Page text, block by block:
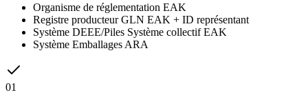
Organisme de réglementation EAK
Registre producteur GLN EAK + ID représentant
Système DEEE/Piles Système collectif EAK
Système Emballages ARA
01